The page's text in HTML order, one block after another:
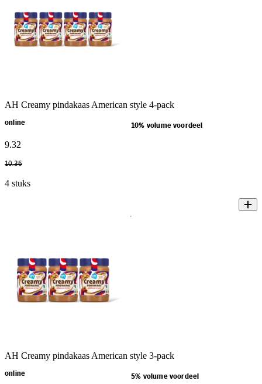
AH Creamy pindakaas American style 4-pack
online 10% volume voordeel
9.32
10.36
4 stuks
AH Creamy pindakaas American style 3-pack
online 5% volume voordeel